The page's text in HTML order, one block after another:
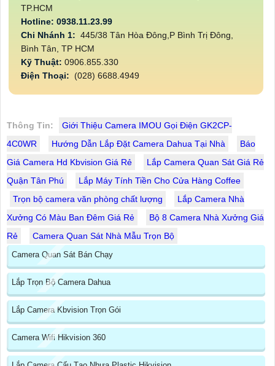
TP.HCM
Hotline: 0938.11.23.99
Chi Nhánh 1: 445/38 Tân Hòa Đông,P Bình Trị Đông,
Bình Tân, TP HCM
Kỹ Thuật: 0906.855.330
Điện Thoại:
(028) 6688.4949
Thông Tin:
Giới Thiệu Camera IMOU Gọi Điện GK2CP-
4C0WR
Hướng Dẫn Lắp Đặt Camera Dahua Tại Nhà
Báo
Giá Camera Hd Kbvision Giá Rẻ
Lắp Camera Quan Sát Giá Rẻ
Quận Tân Phú
Lắp Máy Tính Tiền Cho Cửa Hàng Coffee
Trọn bộ camera văn phòng chất lượng
Lắp Camera Nhà
Xưởng Có Màu Ban Đêm Giá Rẻ
Bộ 8 Camera Nhà Xưởng Giá
Rẻ
Camera Quan Sát Nhà Mẫu Trọn Bộ
Camera Quan Sát Bán Chạy
Lắp Trọn Bộ Camera Dahua
Lắp Camera Kbvision Trọn Gói
Camera Wifi Hikvision 360